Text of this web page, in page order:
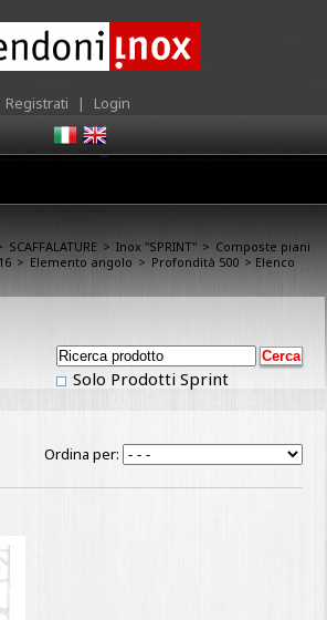
Registrati | Login
SCAFFALATURE > Inox "SPRINT" > Composte piani
> Elemento angolo > Profondità 500 > Elenco
Solo Prodotti Sprint
Ordina per: